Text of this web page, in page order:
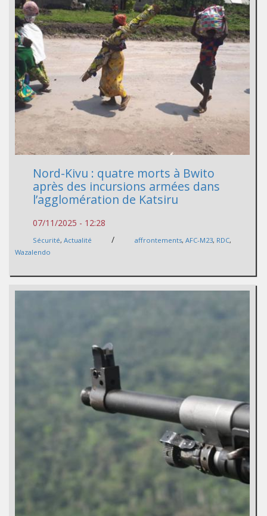
Nord-Kivu : quatre morts à Bwito
après des incursions armées dans
l’agglomération de Katsiru
07/11/2025 - 12:28
Sécurité, Actualité / affrontements, AFC-M23, RDC,
Wazalendo